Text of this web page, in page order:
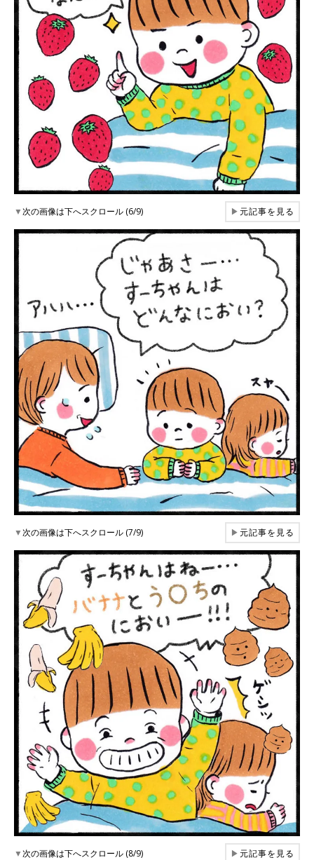
▼次の画像は下へスクロール (6/9) ▶元記事を見る
▼次の画像は下へスクロール (7/9) ▶元記事を見る
▼次の画像は下へスクロール (8/9) ▶元記事を見る